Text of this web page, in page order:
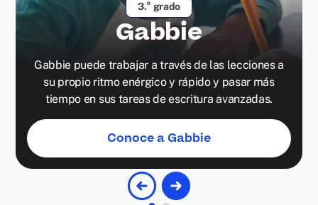
3.° grado
Gabbie
Gabbie puede trabajar a través de las lecciones a
su propio ritmo enérgico y rápido y pasar más
tiempo en sus tareas de escritura avanzadas.
Conoce a Gabbie